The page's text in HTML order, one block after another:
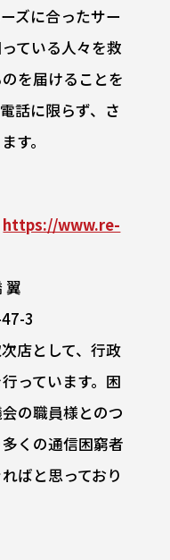
ズに合ったサー
ている人々を救
を届けることを
話に限らず、さ
す。
https://www.re-
翼
3
店として、行政
っています。困
の職員様とのつ
くの通信困窮者
ばと思っており